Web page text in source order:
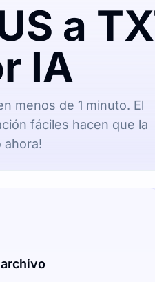
a
IA
menos de 1 minuto. El
fáciles hacen que la
ahora!